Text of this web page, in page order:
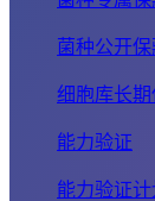
菌种公开保
细胞库长期
能力验证
能力验证计